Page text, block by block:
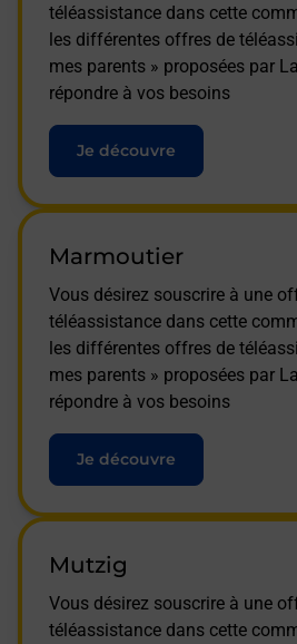
téléassistance dans cette
les différentes offres de
mes parents » proposées par
répondre à vos besoins
Je découvre
Marmoutier
Vous désirez souscrire à une
téléassistance dans cette
les différentes offres de
mes parents » proposées par
répondre à vos besoins
Je découvre
Mutzig
Vous désirez souscrire à une
téléassistance dans cette